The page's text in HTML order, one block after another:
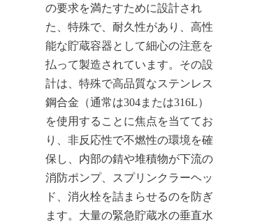
の要求を満たすために設計され
た、特殊で、耐久性があり、高性
能な貯蔵容器として細心の注意を
払って製造されています。その設
計は、特殊で高品質なステンレス
鋼合金（通常は304または316L）
を使用することに焦点を当ててお
り、非反応性で不燃性の環境を確
保し、内部の錆や堆積物が下流の
消防ポンプ、スプリンクラーヘッ
ド、消火栓を詰まらせるのを防ぎ
ます。大量の緊急貯蔵水の垂直水